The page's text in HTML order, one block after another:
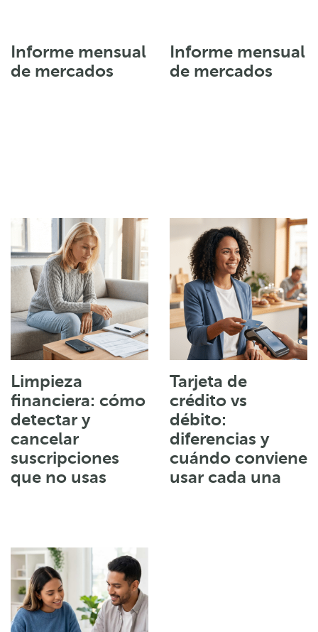
Informe mensual
de mercados
Informe mensual
de mercados
Limpieza
financiera: cómo
detectar y
cancelar
suscripciones
que no usas
Tarjeta de
crédito vs
débito:
diferencias y
cuándo conviene
usar cada una